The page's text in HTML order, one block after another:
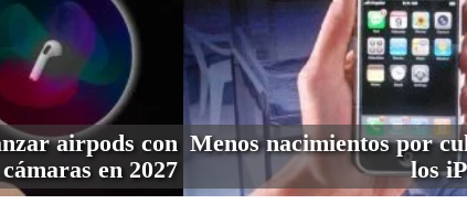
airpods con
cámaras en 2027
Menos nacimientos por
los